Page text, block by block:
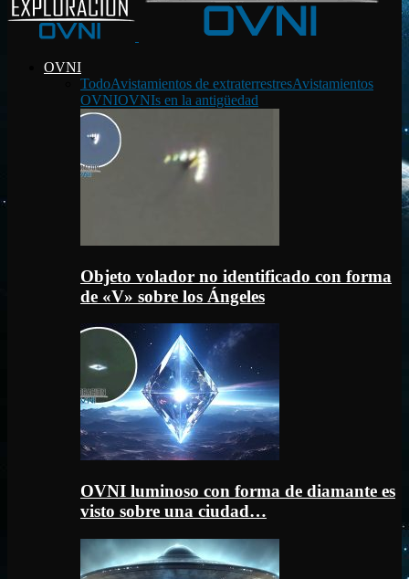
OVNI
TodoAvistamientos de extraterrestresAvistamientos
OVNIOVNIs en la antigüedad
Objeto volador no identificado con forma
de «V» sobre los Ángeles
OVNI luminoso con forma de diamante es
visto sobre una ciudad…